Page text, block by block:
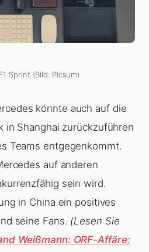
Sprint (Bild: Picsum)
könnte auch auf die
in Shanghai zurückzuführen
Teams entgegenkommt.
auf anderen
sein wird.
in China ein positives
seine Fans. (Lesen Sie
Weißmann: ORF-Affäre: